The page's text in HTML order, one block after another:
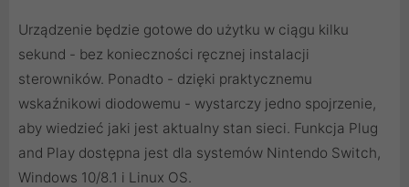
Urządzenie będzie gotowe do użytku w ciągu kilku
sekund - bez konieczności ręcznej instalacji
sterowników. Ponadto - dzięki praktycznemu
wskaźnikowi diodowemu - wystarczy jedno spojrzenie,
aby wiedzieć jaki jest aktualny stan sieci. Funkcja Plug
and Play dostępna jest dla systemów Nintendo Switch,
Windows 10/8.1 i Linux OS.